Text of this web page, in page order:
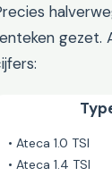
gezet.
• Ateca 1.0 TSI
• Ateca 1.4 TSI